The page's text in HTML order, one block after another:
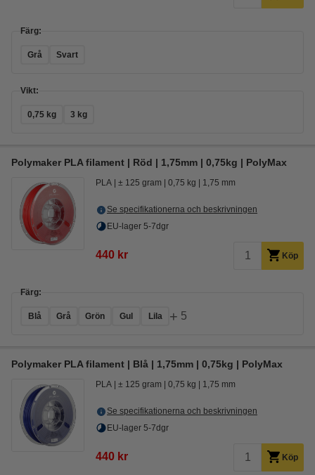
Färg:
Grå Svart
Vikt:
0,75 kg 3 kg
Polymaker PLA filament | Röd | 1,75mm | 0,75kg | PolyMax
PLA ± 125 gram 0,75 kg 1,75 mm
Se specifikationerna och beskrivningen
EU-lager 5-7dgr
440 kr Köp
Färg:
Blå Grå Grön Gul Lila + 5
Polymaker PLA filament | Blå | 1,75mm | 0,75kg | PolyMax
PLA ± 125 gram 0,75 kg 1,75 mm
Se specifikationerna och beskrivningen
EU-lager 5-7dgr
440 kr Köp